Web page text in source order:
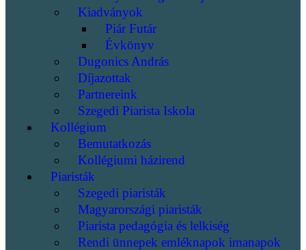
Kiadványok
Piár Futár
Évkönyv
Dugonics András
Díjazottak
Partnereink
Szegedi Piarista Iskola
Kollégium
Bemutatkozás
Kollégiumi házirend
Piaristák
Szegedi piaristák
Magyarországi piaristák
Piarista pedagógia és lelkiség
Rendi ünnepek emléknapok imanapok